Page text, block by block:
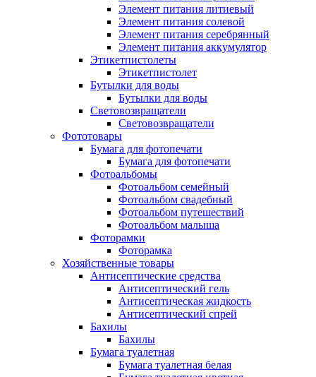
Элемент питания литиевый
Элемент питания солевой
Элемент питания серебрянный
Элемент питания аккумулятор
Этикетпистолеты
Этикетпистолет
Бутылки для воды
Бутылки для воды
Световозвращатели
Световозвращатели
Фототовары
Бумага для фотопечати
Бумага для фотопечати
Фотоальбомы
Фотоальбом семейный
Фотоальбом свадебный
Фотоальбом путешествий
Фотоальбом малыша
Фоторамки
Фоторамка
Хозяйственные товары
Антисептические средства
Антисептический гель
Антисептическая жидкость
Антисептический спрей
Бахилы
Бахилы
Бумага туалетная
Бумага туалетная белая